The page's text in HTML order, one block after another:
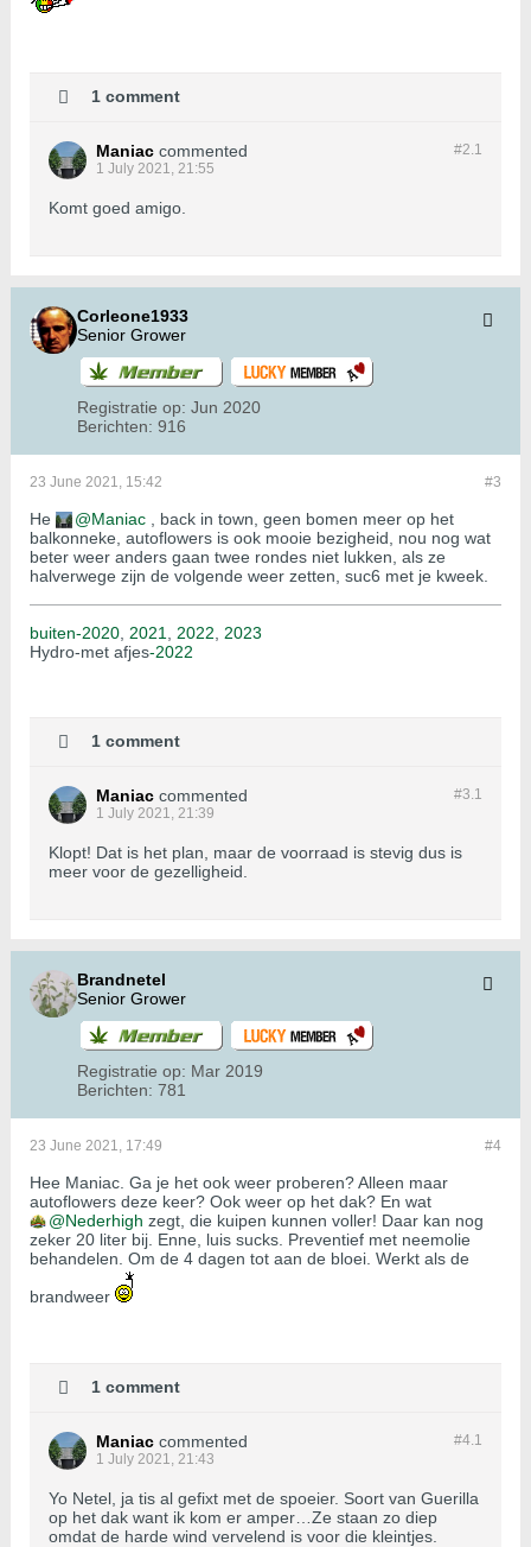
1 comment
#2.1
Maniac commented
1 July 2021, 21:55
Komt goed amigo.
Corleone1933
Senior Grower
Registratie op: Jun 2020
Berichten: 916
#3
23 June 2021, 15:42
He Maniac , back in town, geen bomen meer op het
balkonneke, autoflowers is ook mooie bezigheid, nou nog wat
beter weer anders gaan twee rondes niet lukken, als ze
halverwege zijn de volgende weer zetten, suc6 met je kweek.
buiten-2020 2021 2022
2023
Hydro-met afjes-2022
1 comment
#3.1
Maniac commented
1 July 2021, 21:39
Klopt! Dat is het plan, maar de voorraad is stevig dus is
meer voor de gezelligheid.
Brandnetel
Senior Grower
Registratie op: Mar 2019
Berichten: 781
#4
23 June 2021, 17:49
Hee Maniac. Ga je het ook weer proberen? Alleen maar
autoflowers deze keer? Ook weer op het dak? En wat
Nederhigh zegt, die kuipen kunnen voller! Daar kan nog
zeker 20 liter bij. Enne, luis sucks. Preventief met neemolie
behandelen. Om de 4 dagen tot aan de bloei. Werkt als de
brandweer
1 comment
#4.1
Maniac commented
1 July 2021, 21:43
Yo Netel, ja tis al gefixt met de spoeier. Soort van Guerilla
op het dak want ik kom er amper…Ze staan zo diep
omdat de harde wind vervelend is voor die kleintjes.